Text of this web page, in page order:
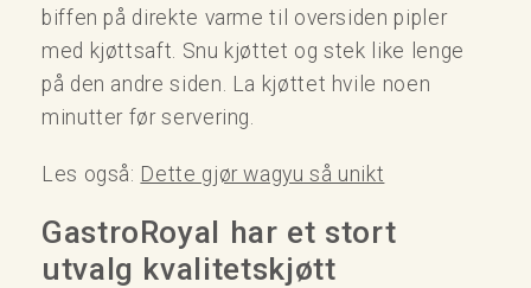
biffen på direkte varme til oversiden pipler
med kjøttsaft. Snu kjøttet og stek like lenge
på den andre siden. La kjøttet hvile noen
minutter før servering.
Les også: Dette gjør wagyu så unikt
GastroRoyal har et stort
utvalg kvalitetskjøtt